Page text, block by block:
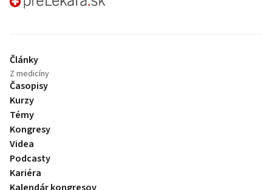
preLekára.sk
Články
Z medicíny
Časopisy
Kurzy
Témy
Kongresy
Videa
Podcasty
Kariéra